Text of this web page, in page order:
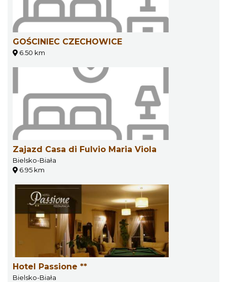
GOŚCINIEC CZECHOWICE
6.50 km
Zajazd Casa di Fulvio Maria Viola
Bielsko-Biała
6.95 km
Hotel Passione **
Bielsko-Biała